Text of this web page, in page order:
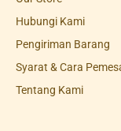
Hubungi Kami
Pengiriman Barang
Syarat & Cara
Tentang Kami